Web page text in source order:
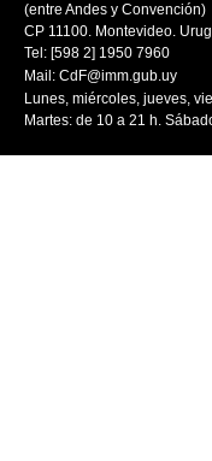
(entre Andes y Convención)
CP 11100. Montevideo.
Tel: [598 2] 1950 7960
Mail: CdF@imm.gub.uy
Lunes, miércoles, jueves,
Martes: de 10 a 21 h.